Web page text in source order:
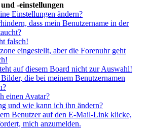
-einstellungen
Einstellungen ändern?
dass mein Benutzername in der
falsch!
eingestellt, aber die Forenuhr geht
auf diesem Board nicht zur Auswahl!
die bei meinem Benutzernamen
einen Avatar?
und wie kann ich ihn ändern?
Benutzer auf den E-Mail-Link klicke,
mich anzumelden.